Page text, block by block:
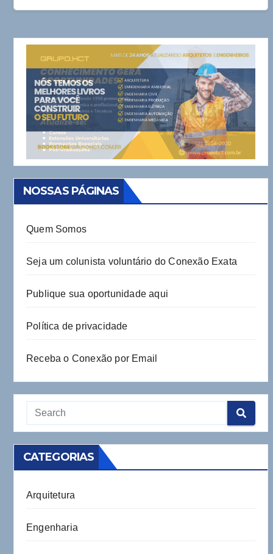
NOSSAS PÁGINAS
Quem Somos
Seja um colunista voluntário do Conexão Exata
Publique sua oportunidade aqui
Política de privacidade
Receba o Conexão por Email
CATEGORIAS
Arquitetura
Engenharia